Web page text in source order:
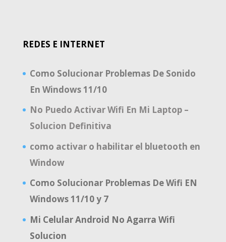
REDES E INTERNET
Como Solucionar Problemas De Sonido
En Windows 11/10
No Puedo Activar Wifi En Mi Laptop –
Solucion Definitiva
como activar o habilitar el bluetooth en
Window
Como Solucionar Problemas De Wifi EN
Windows 11/10 y 7
Mi Celular Android No Agarra Wifi
Solucion